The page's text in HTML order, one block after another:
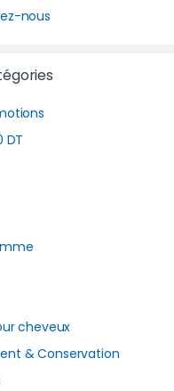
nous
DT
cheveux
& Conservation